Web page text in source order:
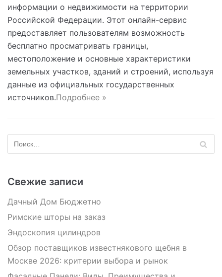
информации о недвижимости на территории
Российской Федерации. Этот онлайн-сервис
предоставляет пользователям возможность
бесплатно просматривать границы,
местоположение и основные характеристики
земельных участков, зданий и строений, используя
данные из официальных государственных
источников.Подробнее »
Свежие записи
Дачный Дом Бюджетно
Римские шторы на заказ
Эндоскопия цилиндров
Обзор поставщиков известнякового щебня в
Москве 2026: критерии выбора и рынок